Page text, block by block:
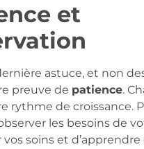
et
astuce, et non
preuve de patience.
rythme de croissance.
les besoins de
vos soins et